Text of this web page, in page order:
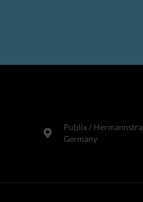
Publix​ /
Germany